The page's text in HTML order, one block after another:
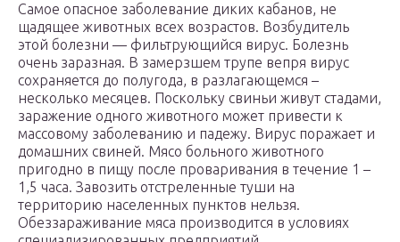
Самое опасное заболевание диких кабанов, не
щадящее животных всех возрастов. Возбудитель
этой болезни — фильтрующийся вирус. Болезнь
очень заразная. В замерзшем трупе вепря вирус
сохраняется до полугода, в разлагающемся –
несколько месяцев. Поскольку свиньи живут стадами,
заражение одного животного может привести к
массовому заболеванию и падежу. Вирус поражает и
домашних свиней. Мясо больного животного
пригодно в пищу после проваривания в течение 1 –
1,5 часа. Завозить отстреленные туши на
территорию населенных пунктов нельзя.
Обеззараживание мяса производится в условиях